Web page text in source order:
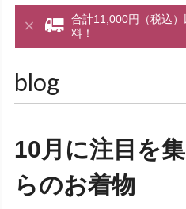
合計11,000円（税込
料！
blog
10月に注目を
らのお着物